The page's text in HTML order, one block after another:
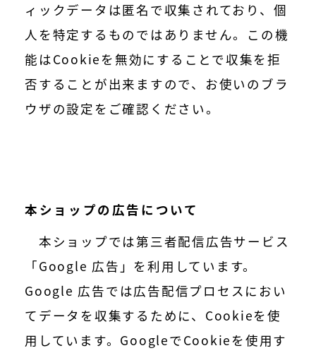
ィックデータは匿名で収集されており、個
人を特定するものではありません。この機
能はCookieを無効にすることで収集を拒
否することが出来ますので、お使いのブラ
ウザの設定をご確認ください。
本ショップの広告について
本ショップでは第三者配信広告サービス
「Google 広告」を利用しています。
Google 広告では広告配信プロセスにおい
てデータを収集するために、Cookieを使
用しています。GoogleでCookieを使用す